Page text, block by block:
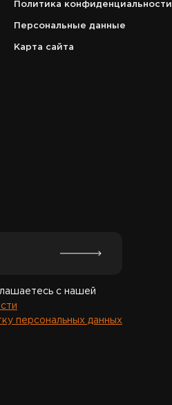
Политика конфиденциальности
Персональные данные
Карта сайта
с нашей
персональных данных